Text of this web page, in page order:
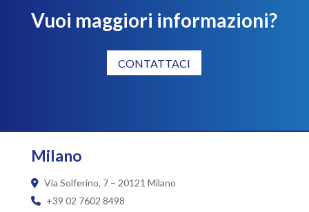
Vuoi maggiori informazioni?
CONTATTACI
Milano
Via Solferino, 7 – 20121 Milano
+39 02 7602 8498